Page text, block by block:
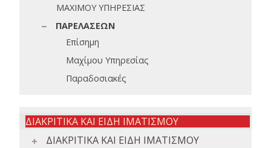
ΜΑΧΙΜΟΥ ΥΠΗΡΕΣΙΑΣ
ΠΑΡΕΛΑΣΕΩΝ
Επίσημη
Μαχίμου Υπηρεσίας
Παραδοσιακές
ΔΙΑΚΡΙΤΙΚΑ ΚΑΙ ΕΙΔΗ ΙΜΑΤΙΣΜΟΥ
ΔΙΑΚΡΙΤΙΚΑ ΚΑΙ ΕΙΔΗ ΙΜΑΤΙΣΜΟΥ